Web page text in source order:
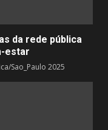
da rede pública
estar
Sao_Paulo 2025